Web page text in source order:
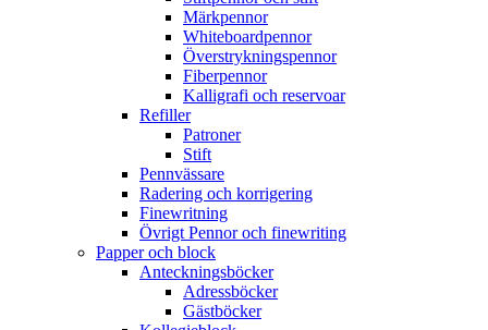
Märkpennor
Whiteboardpennor
Överstrykningspennor
Fiberpennor
Kalligrafi och reservoar
Refiller
Patroner
Stift
Pennvässare
Radering och korrigering
Finewritning
Övrigt Pennor och finewriting
Papper och block
Anteckningsböcker
Adressböcker
Gästböcker